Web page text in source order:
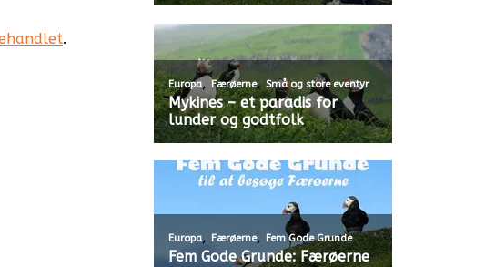
.
Europa,Færøerne, Små og store eventyr
Mykines – et paradis for
lunder og godtfolk
Europa, Færøerne, Fem Gode Grunde
Fem Gode Grunde: Færøerne